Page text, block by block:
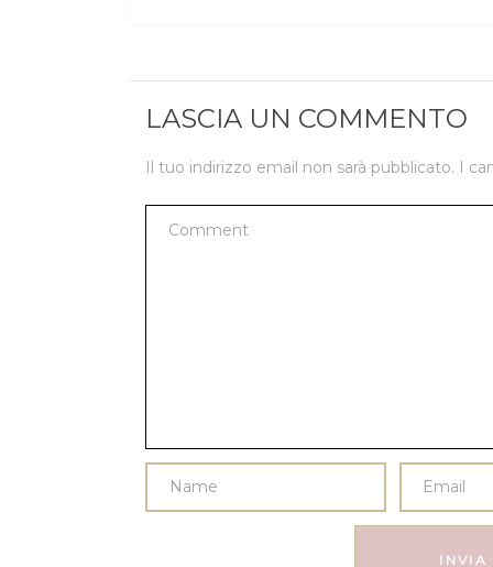
LASCIA UN COMMENTO
Il tuo indirizzo email non sarà pubblicato. I